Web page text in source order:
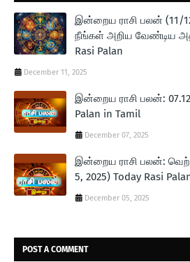
இன்றைய ராசி பலன் (11/
நீங்கள் அறிய வேண்டிய
Rasi Palan
December 11, 2025
இன்றைய ராசி பலன்:
Palan in Tamil
December 07, 2025
இன்றைய ராசி பலன்:
5, 2025) Today Rasi
December 05, 2025
POST A COMMENT